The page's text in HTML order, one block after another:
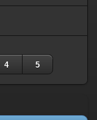
4 5